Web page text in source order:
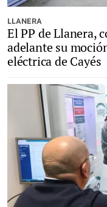
LLANERA
El PP de Llanera,
adelante su
eléctrica de Cayés